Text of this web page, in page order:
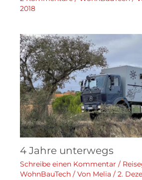
2018
4 Jahre unterwegs
Schreibe einen Kommentar /
WohnBauTech / Von Melia / 2.